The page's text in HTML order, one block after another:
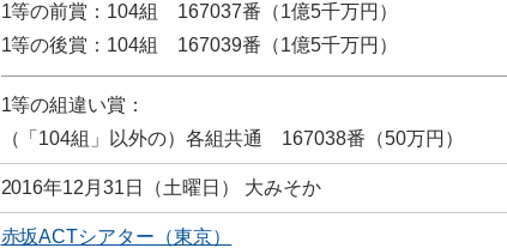
1等の前賞：104組 167037番（1億5千万円）
1等の後賞：104組 167039番（1億5千万円）
1等の組違い賞：
（「104組」以外の）各組共通 167038番（50万円）
2016年12月31日（土曜日） 大みそか
赤坂ACTシアター（東京）